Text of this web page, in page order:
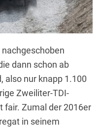
dann schon ab
also nur knapp 1.100
Zweiliter-TDI-
fair. Zumal der 2016er
in seinem